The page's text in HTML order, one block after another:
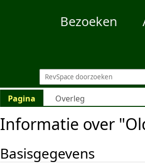
Bezoeken
Pagina Overleg
Informatie over
Basisgegevens